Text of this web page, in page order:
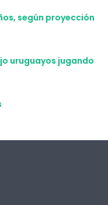
según proyección
uruguayos jugando